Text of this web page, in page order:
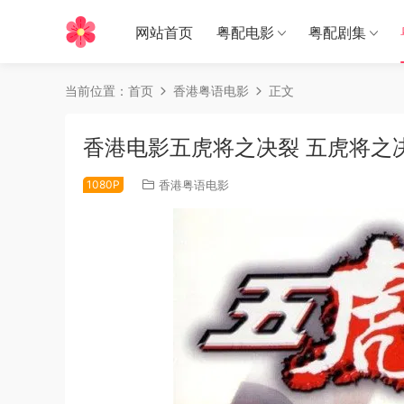
网站首页 粤配电影 粤配剧集
当前位置： 首页 香港粤语电影 正文
香港电影五虎将之决裂 五虎将之
1080P 香港粤语电影